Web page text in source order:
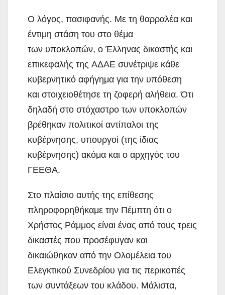
Ο λόγος, πασιφανής. Με τη θαρραλέα και
έντιμη στάση του στο θέμα
των υποκλοπών, ο Έλληνας δικαστής και
επικεφαλής της ΑΔΑΕ συνέτριψε κάθε
κυβερνητικό αφήγημα για την υπόθεση
και στοιχειοθέτησε τη ζοφερή αλήθεια. Ότι
δηλαδή στο στόχαστρο των υποκλοπών
βρέθηκαν πολιτικοί αντίπαλοι της
κυβέρνησης, υπουργοί (της ίδιας
κυβέρνησης) ακόμα και ο αρχηγός του
ΓΕΕΘΑ.
Στο πλαίσιο αυτής της επίθεσης
πληροφορηθήκαμε την Πέμπτη ότι ο
Χρήστος Ράμμος είναι ένας από τους τρεις
δικαστές που προσέφυγαν και
δικαιώθηκαν από την Ολομέλεια του
Ελεγκτικού Συνεδρίου για τις περικοπές
των συντάξεων του κλάδου. Μάλιστα,